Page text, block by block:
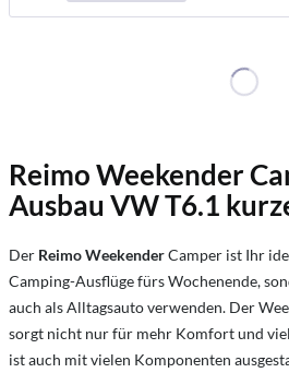
Reimo Weekender
Ausbau VW T6.1
Der Reimo WeekenderCamper ist Ihr
Camping-Ausflüge fürs Wochenende,
auch als Alltagsauto verwenden. Der
sorgt nicht nur für mehr Komfort und
ist auch mit vielen Komponenten